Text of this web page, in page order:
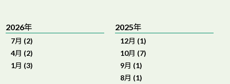
2026年
7月 (2)
4月 (2)
1月 (3)
2025年
12月 (1)
10月 (7)
9月 (1)
8月 (1)